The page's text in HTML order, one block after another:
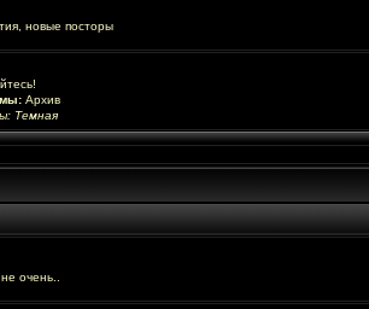
новые посторы
Архив
Темная
очень..